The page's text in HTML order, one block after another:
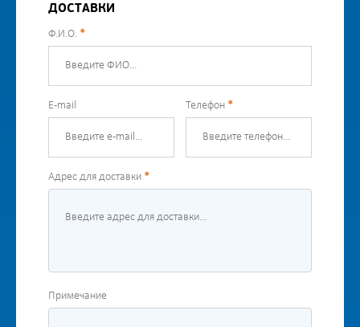
ДОСТАВКИ
Ф.И.О. *
E-mail Телефон *
Адрес для доставки *
Примечание